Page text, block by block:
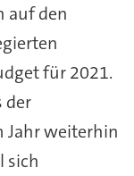
auf den
für 2021.
der
Jahr weiterhin
sich